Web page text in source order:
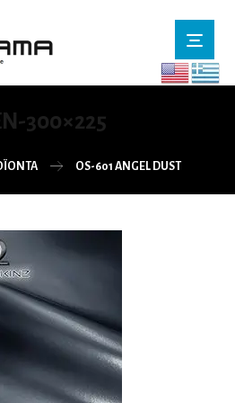
300×225
OS-601 ANGEL DUST